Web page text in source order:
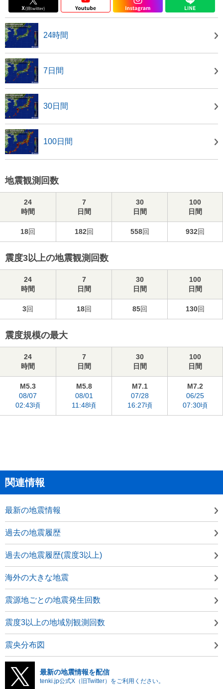
24時間
7日間
30日間
100日間
地震観測回数
24
時間
7
日間
30
日間
100
日間
18回 182回 558回 932回
震度3以上の地震観測回数
24
時間
7
日間
30
日間
100
日間
3回 18回 85回 130回
震度規模の最大
24
時間
7
日間
30
日間
100
日間
M5.3
08/07
02:43頃
M5.8
08/01
11:48頃
M7.1
07/28
16:27頃
M7.2
06/25
07:30頃
関連情報
最新の地震情報
過去の地震履歴
過去の地震履歴(震度3以上)
海外の大きな地震
震源地ごとの地震発生回数
震度3以上の地域別観測回数
震央分布図
最新の地震情報を配信
tenki.jp公式X（旧Twitter）をご利用ください。